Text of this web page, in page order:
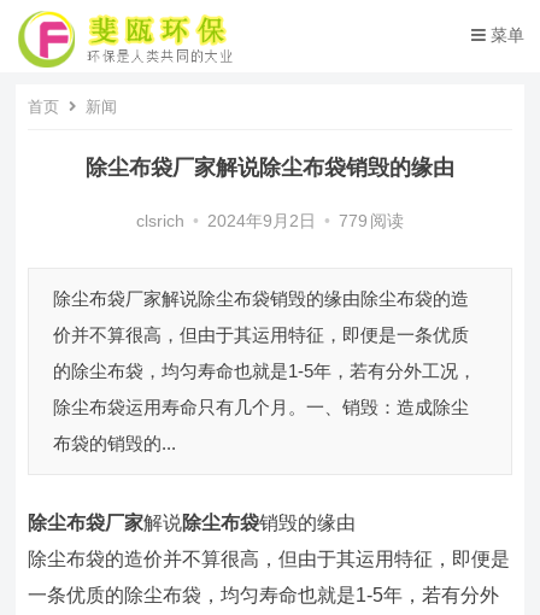
菜单
首页 新闻
除尘布袋厂家解说除尘布袋销毁的缘由
clsrich • 2024年9月2日 • 779 阅读
除尘布袋厂家解说除尘布袋销毁的缘由除尘布袋的造
价并不算很高，但由于其运用特征，即便是一条优质
的除尘布袋，均匀寿命也就是1-5年，若有分外工况，
除尘布袋运用寿命只有几个月。一、销毁：造成除尘
布袋的销毁的...
除尘布袋厂家解说除尘布袋销毁的缘由
除尘布袋的造价并不算很高，但由于其运用特征，即便是
一条优质的除尘布袋，均匀寿命也就是1-5年，若有分外